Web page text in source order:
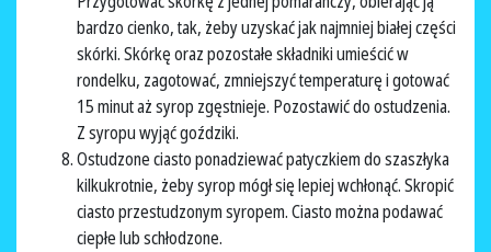
bardzo cienko, tak, żeby uzyskać jak najmniej białej części
skórki. Skórkę oraz pozostałe składniki umieścić w
rondelku, zagotować, zmniejszyć temperaturę i gotować
15 minut aż syrop zgęstnieje. Pozostawić do ostudzenia.
Z syropu wyjąć goździki.
Ostudzone ciasto ponadziewać patyczkiem do szaszłyka
kilkukrotnie, żeby syrop mógł się lepiej wchłonąć. Skropić
ciasto przestudzonym syropem. Ciasto można podawać
ciepłe lub schłodzone.